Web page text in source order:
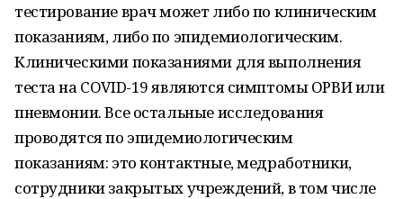
тестирование врач может либо по клиническим
показаниям, либо по эпидемиологическим.
Клиническими показаниями для выполнения
теста на COVID-19 являются симптомы ОРВИ или
пневмонии. Все остальные исследования
проводятся по эпидемиологическим
показаниям: это контактные, медработники,
сотрудники закрытых учреждений, в том числе